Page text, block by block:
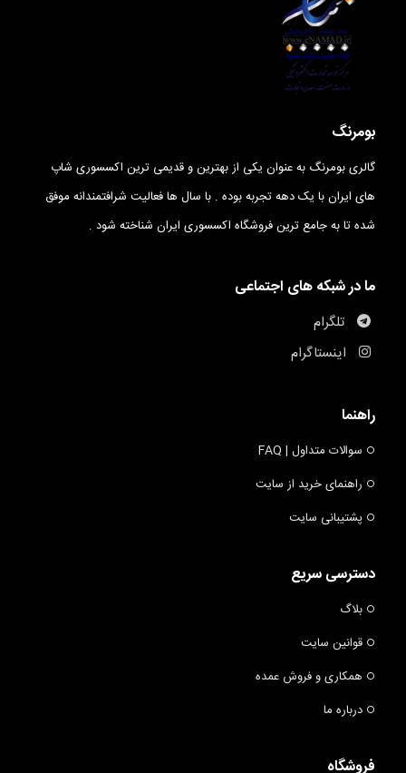
بومرنگ
گالری بومرنگ به عنوان یکی از بهترین و قدیمی ترین اکسسوری شاپ
های ایران با یک دهه تجربه بوده . با سال ها فعالیت شرافتمندانه موفق
شده تا به جامع ترین فروشگاه اکسسوری ایران شناخته شود .
ما در شبکه های اجتماعی
تلگرام
اینستاگرام
راهنما
سوالات متداول | FAQ
راهنمای خرید از سایت
پشتیبانی سایت
دسترسی سریع
بلاگ
قوانین سایت
همکاری و فروش عمده
درباره ما
فروشگاه